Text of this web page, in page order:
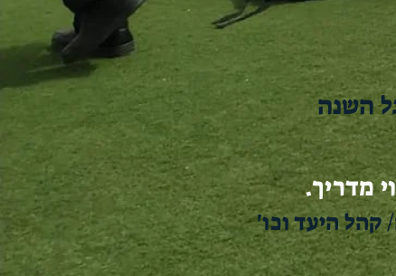
השנה
קהל היעד וכו'